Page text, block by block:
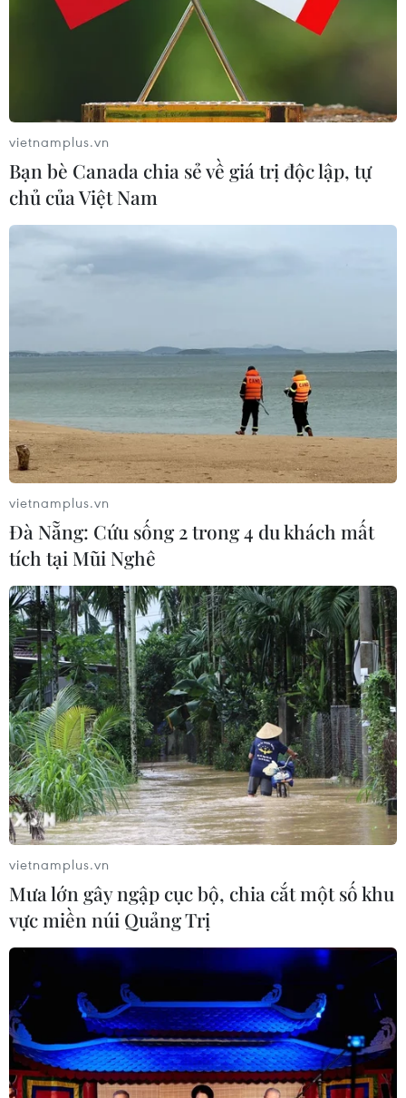
vietnamplus.vn
Bạn bè Canada chia sẻ về giá trị độc lập, tự
chủ của Việt Nam
vietnamplus.vn
Đà Nẵng: Cứu sống 2 trong 4 du khách mất
tích tại Mũi Nghê
vietnamplus.vn
Mưa lớn gây ngập cục bộ, chia cắt một số khu
vực miền núi Quảng Trị